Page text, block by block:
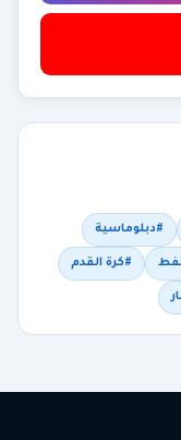
#دبلوماسية
#كرة القدم